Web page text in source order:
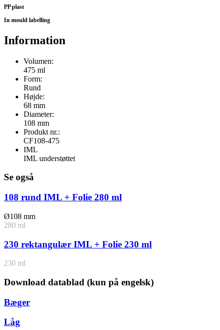
PP plast
In mould labelling
Information
Volumen:
475 ml
Form:
Rund
Højde:
68 mm
Diameter:
108 mm
Produkt nr.:
CF108-475
IML
IML understøttet
Se også
108 rund IML + Folie 280 ml
Ø108 mm
280 ml
230 rektangulær IML + Folie 230 ml
230 ml
Download datablad (kun på engelsk)
Bæger
Låg